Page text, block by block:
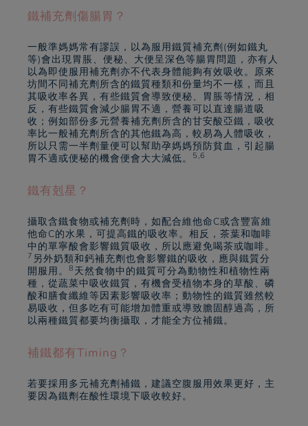
鐵補充劑傷腸胃？
一般準媽媽常有謬誤，以為服用鐵質補充劑(例如鐵丸
等)會出現胃脹、便秘、大便呈深色等腸胃問題，亦有人
以為即使服用補充劑亦不代表身體能夠有效吸收。原來
坊間不同補充劑所含的鐵質種類和份量均不一樣，而且
其吸收率各異，有些鐵質會導致便秘、胃脹等情況，相
反，有些鐵質會減少腸胃不適，營養可以直達腸道吸
收；例如部份多元營養補充劑所含的甘安酸亞鐵，吸收
率比一般補充劑所含的其他鐵為高，較易為人體吸收，
所以只需一半劑量便可以幫助孕媽媽預防貧血，引起腸
胃不適或便秘的機會便會大大減低。
5,6
鐵有剋星？
攝取含鐵食物或補充劑時，如配合維他命C或含豐富維
他命C的水果，可提高鐵的吸收率。相反，茶葉和咖啡
中的單寧酸會影響鐵質吸收，所以應避免喝茶或咖啡。
7 另外奶類和鈣補充劑也會影響鐵的吸收，應與鐵質分
開服用。
8 天然食物中的鐵質可分為動物性和植物性兩
種，從蔬菜中吸收鐵質，有機會受植物本身的草酸、磷
酸和膳食纖維等因素影響吸收率；動物性的鐵質雖然較
易吸收，但多吃有可能增加體重或導致膽固醇過高，所
以兩種鐵質都要均衡攝取，才能全方位補鐵。
補鐵都有Timing？
若要採用多元補充劑補鐵，建議空腹服用效果更好，主
要因為鐵劑在酸性環境下吸收較好。